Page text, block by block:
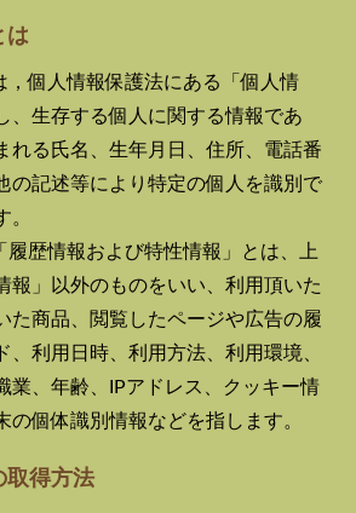
は
，個人情報保護法にある「個人情
、生存する個人に関する情報であ
れる氏名、生年月日、住所、電話番
の記述等により特定の個人を識別で
。
履歴情報および特性情報」とは、上
報」以外のものをいい、利用頂いた
た商品、閲覧したページや広告の履
、利用日時、利用方法、利用環境、
業、年齢、IPアドレス、クッキー情
の個体識別情報などを指します。
取得方法